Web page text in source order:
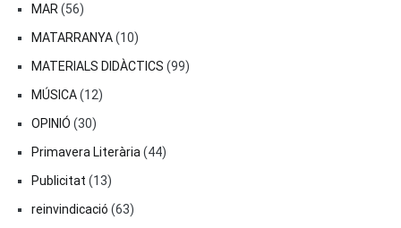
MAR (56)
MATARRANYA(10)
MATERIALS DIDÀCTICS (99)
MÚSICA(12)
OPINIÓ (30)
Primavera Literària (44)
Publicitat (13)
reinvindicació (63)